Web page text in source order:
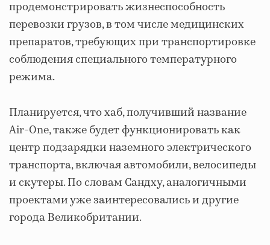
продемонстрировать жизнеспособность
перевозки грузов, в том числе медицинских
препаратов, требующих при транспортировке
соблюдения специального температурного
режима.
Планируется, что хаб, получивший название
Air-One, также будет функционировать как
центр подзарядки наземного электрического
транспорта, включая автомобили, велосипеды
и скутеры. По словам Сандху, аналогичными
проектами уже заинтересовались и другие
города Великобритании.